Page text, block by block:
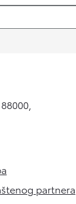
tab)
partnera
in new tab)